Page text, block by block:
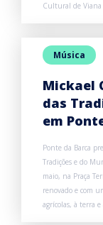
Cultural de Viana
Música
Mickael
das
em
Ponte da Barca
Tradições e do
maio, na Praça
renovado e com
agrícolas, à terra